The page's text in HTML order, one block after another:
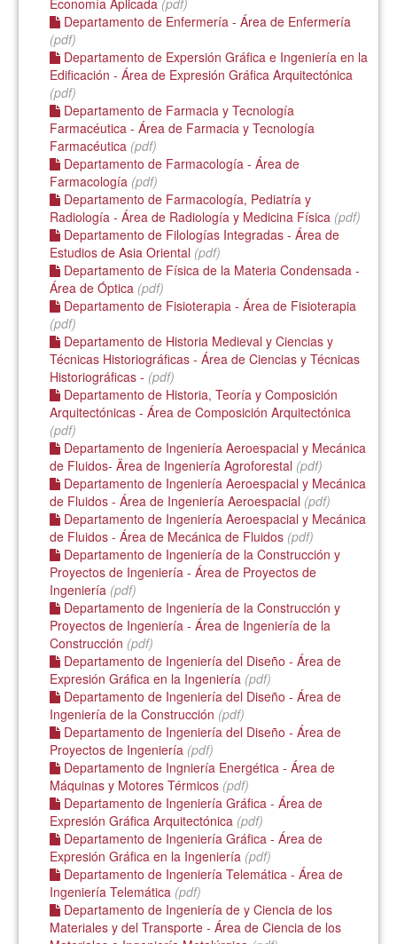
Economía Aplicada (pdf)
Departamento de Enfermería - Área de Enfermería
(pdf)
Departamento de Expersión Gráfica e Ingeniería en la
Edificación - Área de Expresión Gráfica Arquitectónica
(pdf)
Departamento de Farmacia y Tecnología
Farmacéutica - Área de Farmacia y Tecnología
Farmacéutica (pdf)
Departamento de Farmacología - Área de
Farmacología (pdf)
Departamento de Farmacología, Pediatría y
Radiología - Área de Radiología y Medicina Física (pdf)
Departamento de Filologías Integradas - Área de
Estudios de Asia Oriental (pdf)
Departamento de Física de la Materia Condensada -
Área de Óptica (pdf)
Departamento de Fisioterapia - Área de Fisioterapia
(pdf)
Departamento de Historia Medieval y Ciencias y
Técnicas Historiográficas - Área de Ciencias y Técnicas
Historiográficas - (pdf)
Departamento de Historia, Teoría y Composición
Arquitectónicas - Área de Composición Arquitectónica
(pdf)
Departamento de Ingeniería Aeroespacial y Mecánica
de Fluidos- Ärea de Ingeniería Agroforestal (pdf)
Departamento de Ingeniería Aeroespacial y Mecánica
de Fluidos - Área de Ingeniería Aeroespacial (pdf)
Departamento de Ingeniería Aeroespacial y Mecánica
de Fluidos - Área de Mecánica de Fluidos (pdf)
Departamento de Ingeniería de la Construcción y
Proyectos de Ingeniería - Área de Proyectos de
Ingeniería (pdf)
Departamento de Ingeniería de la Construcción y
Proyectos de Ingeniería - Área de Ingeniería de la
Construcción (pdf)
Departamento de Ingeniería del Diseño - Área de
Expresión Gráfica en la Ingeniería (pdf)
Departamento de Ingeniería del Diseño - Área de
Ingeniería de la Construcción (pdf)
Departamento de Ingeniería del Diseño - Área de
Proyectos de Ingeniería (pdf)
Departamento de Ingniería Energética - Área de
Máquinas y Motores Térmicos (pdf)
Departamento de Ingeniería Gráfica - Área de
Expresión Gráfica Arquitectónica (pdf)
Departamento de Ingeniería Gráfica - Área de
Expresión Gráfica en la Ingeniería (pdf)
Departamento de Ingeniería Telemática - Área de
Ingeniería Telemática (pdf)
Departamento de Ingeniería de y Ciencia de los
Materiales y del Transporte - Área de Ciencia de los